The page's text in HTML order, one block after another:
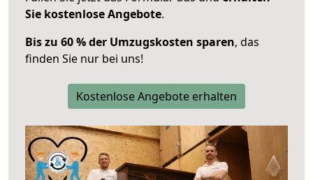
Sie kostenlose Angebote.
Bis zu 60 % der Umzugskosten sparen, das
finden Sie nur bei uns!
Kostenlose Angebote erhalten